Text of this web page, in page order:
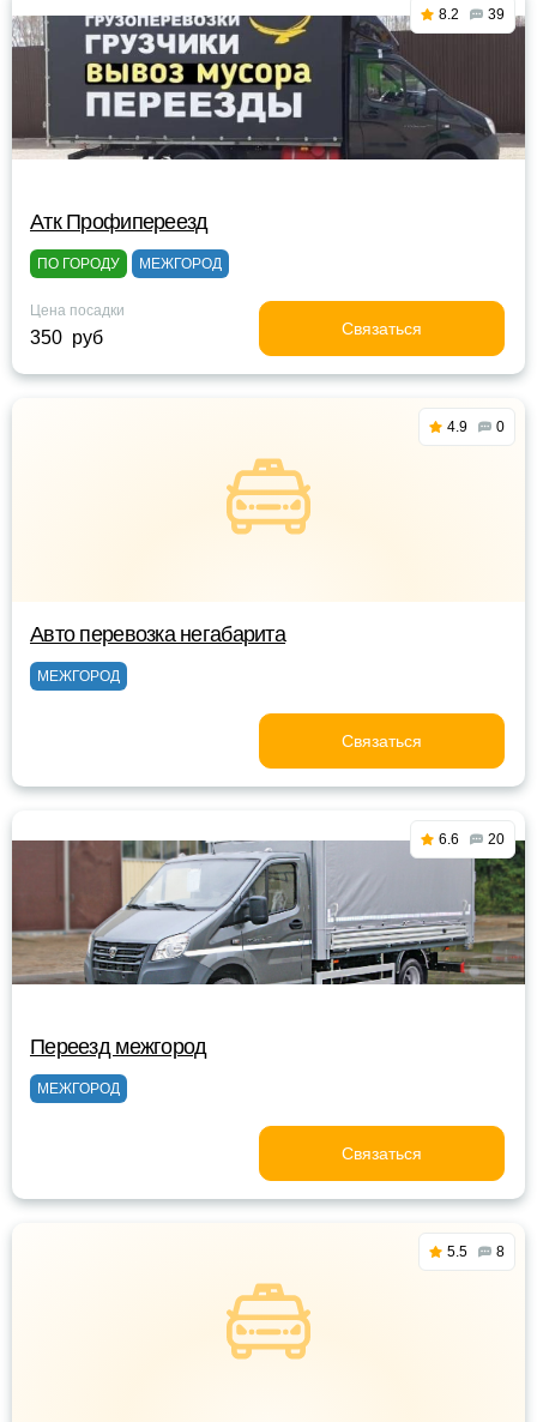
8.2 39
Атк Профипереезд
ПО ГОРОДУ МЕЖГОРОД
Цена посадки
350 руб Связаться
4.9 0
Авто перевозка негабарита
МЕЖГОРОД
Связаться
6.6 20
Переезд межгород
МЕЖГОРОД
Связаться
5.5 8